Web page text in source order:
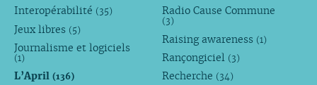
Interopérabilité (35)
Jeux libres (5)
Journalisme et logiciels
(1)
L’April (136)
Radio Cause Commune
(3)
Raising awareness (1)
Rançongiciel (3)
Recherche (34)